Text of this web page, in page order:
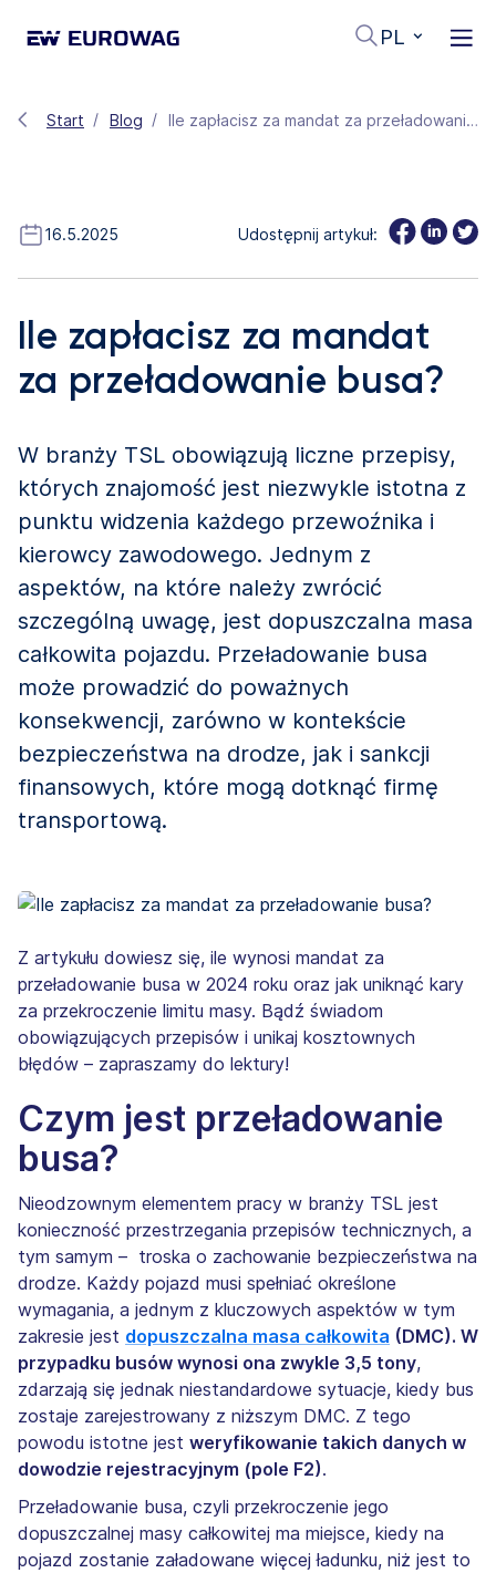
PL
Start Blog Ile zapłacisz za mandat za przeładowanie busa?
16.5.2025 Udostępnij artykuł:
Ile zapłacisz za mandat
za przeładowanie busa?
W branży TSL obowiązują liczne przepisy,
których znajomość jest niezwykle istotna z
punktu widzenia każdego przewoźnika i
kierowcy zawodowego. Jednym z
aspektów, na które należy zwrócić
szczególną uwagę, jest dopuszczalna masa
całkowita pojazdu. Przeładowanie busa
może prowadzić do poważnych
konsekwencji, zarówno w kontekście
bezpieczeństwa na drodze, jak i sankcji
finansowych, które mogą dotknąć firmę
transportową.
Z artykułu dowiesz się, ile wynosi mandat za
przeładowanie busa w 2024 roku oraz jak uniknąć kary
za przekroczenie limitu masy. Bądź świadom
obowiązujących przepisów i unikaj kosztownych
błędów – zapraszamy do lektury!
Czym jest przeładowanie
busa?
Nieodzownym elementem pracy w branży TSL jest
konieczność przestrzegania przepisów technicznych, a
tym samym – troska o zachowanie bezpieczeństwa na
drodze. Każdy pojazd musi spełniać określone
wymagania, a jednym z kluczowych aspektów w tym
zakresie jest dopuszczalna masa całkowita (DMC). W
przypadku busów wynosi ona zwykle 3,5 tony,
zdarzają się jednak niestandardowe sytuacje, kiedy bus
zostaje zarejestrowany z niższym DMC. Z tego
powodu istotne jest weryfikowanie takich danych w
dowodzie rejestracyjnym (pole F2).
Przeładowanie busa, czyli przekroczenie jego
dopuszczalnej masy całkowitej ma miejsce, kiedy na
pojazd zostanie załadowane więcej ładunku, niż jest to